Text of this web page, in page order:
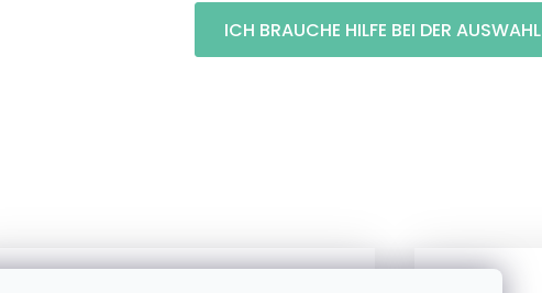
ICH BRAUCHE HILFE BEI DER AUSWAHL